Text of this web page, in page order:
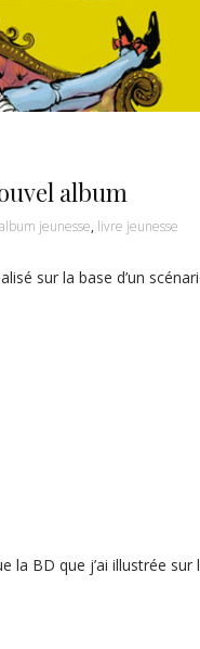
album
album jeunesse, livre jeunesse
sur la base d’un
la BD que j’ai illustrée